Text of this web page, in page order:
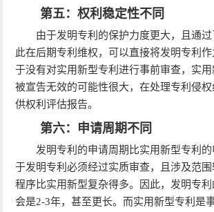
第五：权利稳定性不同
由于发明专利的保护力度更大，且通过
此在后期专利维权，可以直接将发明专利
于没有对实用新型专利进行事前审查，实
被宣告无效的可能性很大，在处理专利侵
供权利评估报告。
第六：申请周期不同
发明专利的申请周期比实用新型专利
于发明专利必须经过实质审查，且涉及范
程序比实用新型复杂得多。因此，发明专
会是2-3年，甚至更长。而实用新型专利是